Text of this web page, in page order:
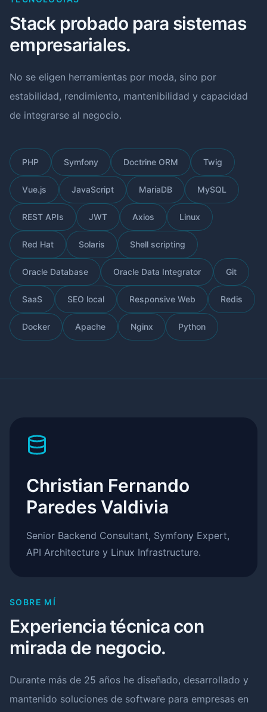
Stack probado para sistemas
empresariales.
No se eligen herramientas por moda, sino por
estabilidad, rendimiento, mantenibilidad y capacidad
de integrarse al negocio.
PHP Symfony Doctrine ORM Twig
Vue.js JavaScript MariaDB MySQL
REST APIs JWT Axios Linux
Red Hat Solaris Shell scripting
Oracle Database Oracle Data Integrator Git
SaaS SEO local Responsive Web Redis
Docker Apache Nginx Python
Christian Fernando
Paredes Valdivia
Senior Backend Consultant, Symfony Expert,
API Architecture y Linux Infrastructure.
SOBRE MÍ
Experiencia técnica con
mirada de negocio.
Durante más de 25 años he diseñado, desarrollado y
mantenido soluciones de software para empresas en